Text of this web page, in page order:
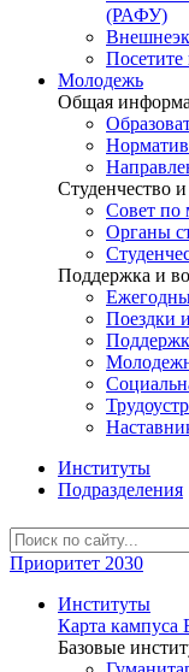
(РАФУ)
Посетите
Молодежь
Общая
Студенчество
Совет
Органы
Поддержка и
Поездки
Институты
Подразделения
Приоритет 2030
Институты
Карта кампуса
Базовые